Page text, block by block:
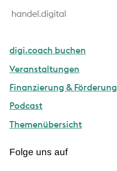
handel.digital
digi.coach buchen
Veranstaltungen
Finanzierung & Förderung
Podcast
Themenübersicht
Folge uns auf